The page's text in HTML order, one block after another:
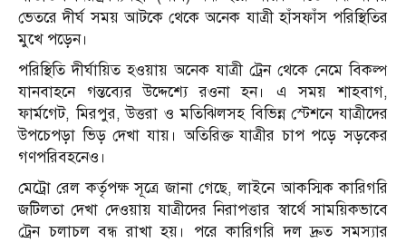
ভেতরে দীর্ঘ সময় আটকে থেকে অনেক যাত্রী হাঁসফাঁস পরিস্থিতির
মুখে পড়েন।
পরিস্থিতি দীর্ঘায়িত হওয়ায় অনেক যাত্রী ট্রেন থেকে নেমে বিকল্প
যানবাহনে গন্তব্যের উদ্দেশ্যে রওনা হন। এ সময় শাহবাগ,
ফার্মগেট, মিরপুর, উত্তরা ও মতিঝিলসহ বিভিন্ন স্টেশনে যাত্রীদের
উপচেপড়া ভিড় দেখা যায়। অতিরিক্ত যাত্রীর চাপ পড়ে সড়কের
গণপরিবহনেও।
মেট্রো রেল কর্তৃপক্ষ সূত্রে জানা গেছে, লাইনে আকস্মিক কারিগরি
জটিলতা দেখা দেওয়ায় যাত্রীদের নিরাপত্তার স্বার্থে সাময়িকভাবে
ট্রেন চলাচল বন্ধ রাখা হয়। পরে কারিগরি দল দ্রুত সমস্যার